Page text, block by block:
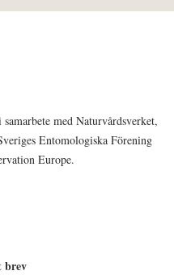
med Naturvårdsverket,
Entomologiska Förening
Europe.
brev